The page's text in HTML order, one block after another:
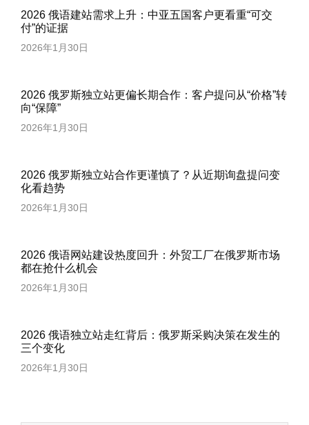
2026 俄语建站需求上升：中亚五国客户更看重“可交
付”的证据
2026年1月30日
2026 俄罗斯独立站更偏长期合作：客户提问从“价格”转
向“保障”
2026年1月30日
2026 俄罗斯独立站合作更谨慎了？从近期询盘提问变
化看趋势
2026年1月30日
2026 俄语网站建设热度回升：外贸工厂在俄罗斯市场
都在抢什么机会
2026年1月30日
2026 俄语独立站走红背后：俄罗斯采购决策在发生的
三个变化
2026年1月30日